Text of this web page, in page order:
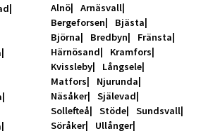
Alnö
Arnäsvall
Bergeforsen
Bjästa
Björna
Bredbyn
Fränsta
Härnösand
Kramfors
Kvissleby
Långsele
Matfors
Njurunda
Näsåker
Själevad
Sollefteå
Stöde
Sundsvall
Söråker
Ullånger